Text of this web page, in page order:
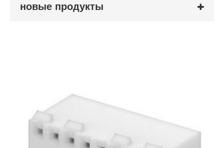
новые продукты